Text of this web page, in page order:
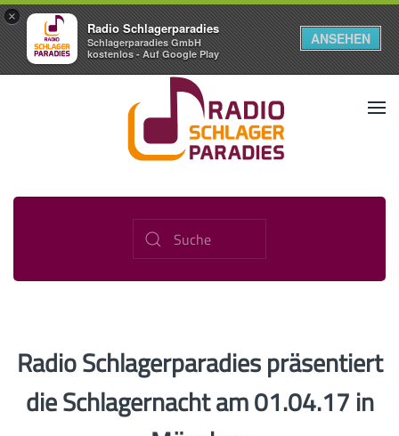
×
Radio Schlagerparadies
Schlagerparadies GmbH
kostenlos - Auf Google Play
ANSEHEN
Radio Schlagerparadies präsentiert
die Schlagernacht am 01.04.17 in